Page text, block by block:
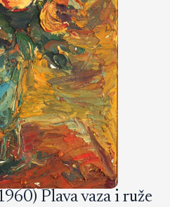
Plava vaza i ruže